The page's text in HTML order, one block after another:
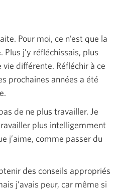
Pour moi, ce n’est que la
j’y réfléchissais, plus
vie différente. Réfléchir à ce
prochaines années a été
de ne plus travailler. Je
plus intelligemment
j’aime, comme passer du
des conseils appropriés
j’avais peur, car même si